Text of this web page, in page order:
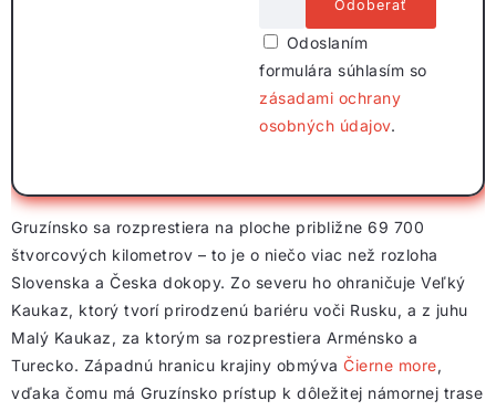
Odoslaním
formulára súhlasím so
zásadami ochrany
osobných údajov.
Gruzínsko sa rozprestiera na ploche približne 69 700
štvorcových kilometrov – to je o niečo viac než rozloha
Slovenska a Česka dokopy. Zo severu ho ohraničuje Veľký
Kaukaz, ktorý tvorí prirodzenú bariéru voči Rusku, a z juhu
Malý Kaukaz, za ktorým sa rozprestiera Arménsko a
Turecko. Západnú hranicu krajiny obmýva Čierne more,
vďaka čomu má Gruzínsko prístup k dôležitej námornej trase